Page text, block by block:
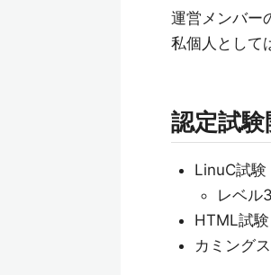
運営メンバー
私個人として
認定試
LinuC試験
レベル3
HTML試験
カミング